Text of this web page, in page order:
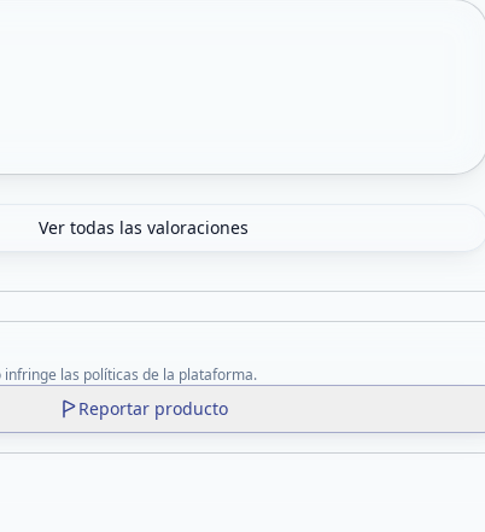
Ver todas las valoraciones
las políticas de la plataforma.
Reportar producto